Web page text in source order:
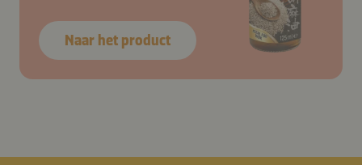
Naar het product